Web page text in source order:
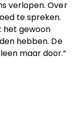
verlopen. Over
te spreken.
het gewoon
hebben. De
maar door.”